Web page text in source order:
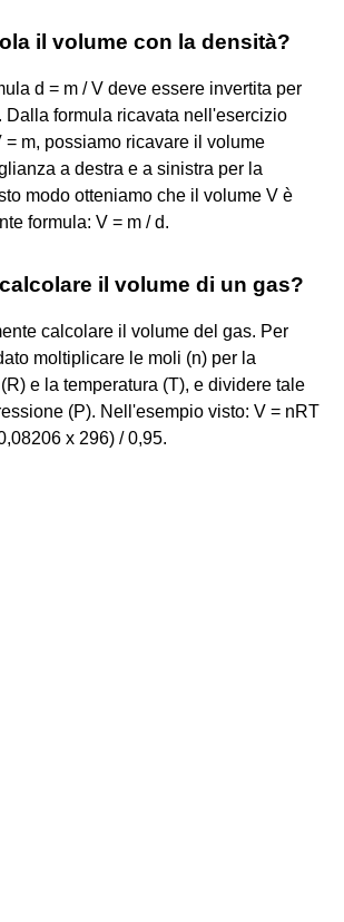
il volume con la densità?
d = m / V deve essere invertita per
Dalla formula ricavata nell'esercizio
= m, possiamo ricavare il volume
a destra e a sinistra per la
modo otteniamo che il volume V è
formula: V = m / d.
il volume di un gas?
calcolare il volume del gas. Per
moltiplicare le moli (n) per la
e la temperatura (T), e dividere tale
(P). Nell'esempio visto: V = nRT
x 296) / 0,95.